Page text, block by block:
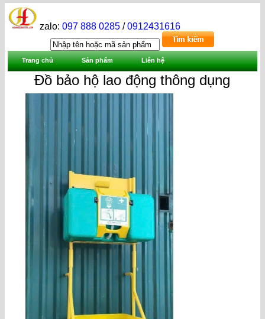
zalo:097 888 0285 /0912431616
Trang chủ Sản phẩm Liên hệ
Đồ bảo hộ lao động thông dụng